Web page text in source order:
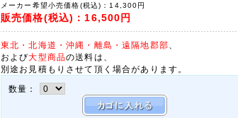
メーカー希望小売価格(税込)： 14,300円
販売価格(税込)： 16,500円
東北・北海道・沖縄・離島・遠隔地郡部
および大型商品の送料は、
別途お見積もりさせて頂く場合があります。
数量：